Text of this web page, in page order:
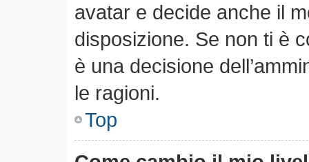
avatar e decide anche il
disposizione. Se non ti è
è una decisione
le ragioni.
Top